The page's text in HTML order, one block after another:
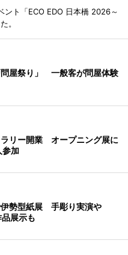
ント「ECO EDO 日本橋 2026～
。
屋祭り」 一般客が問屋体験
ラリー開業 オープニング展に
参加
伊勢型紙展 手彫り実演や
展示も